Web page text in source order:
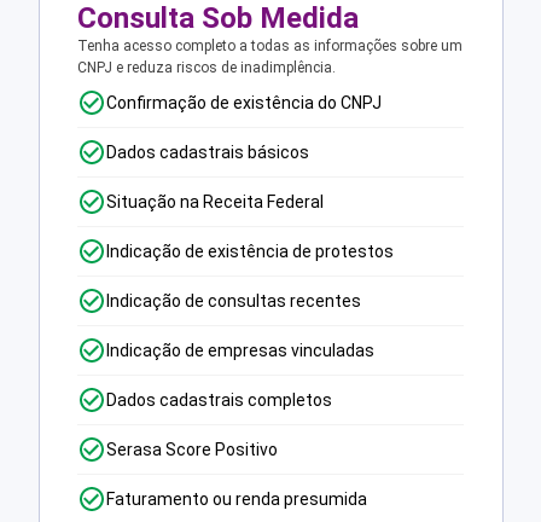
Consulta Sob Medida
Tenha acesso completo a todas as informações sobre um
CNPJ e reduza riscos de inadimplência.
Confirmação de existência do CNPJ
Dados cadastrais básicos
Situação na Receita Federal
Indicação de existência de protestos
Indicação de consultas recentes
Indicação de empresas vinculadas
Dados cadastrais completos
Serasa Score Positivo
Faturamento ou renda presumida